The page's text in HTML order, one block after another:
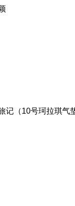
记（10号珂拉琪气